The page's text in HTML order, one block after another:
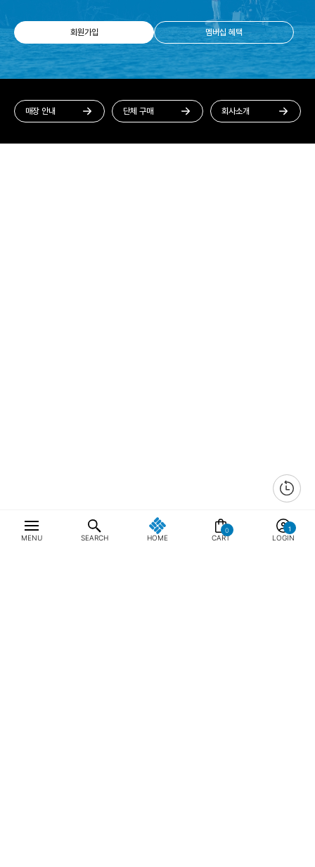
MENU SEARCH HOME
0
CART LOGIN
회원가입 멤버십 혜택
매장 안내 단체 구매 회사소개